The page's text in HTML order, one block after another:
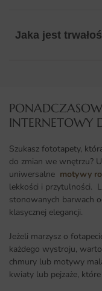
Jaka jest
INTERNETOWY
Szukasz fototapety,
do zmian we wnętrzu?
uniwersalne motywy
lekkości i przytulności.
stonowanych barwach
klasycznej elegancji.
Jeżeli marzysz o
każdego wystroju,
chmury lub motywy
kwiaty lub pejzaże,